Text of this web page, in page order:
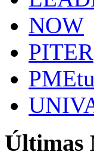
NOW
PITER
Últimas